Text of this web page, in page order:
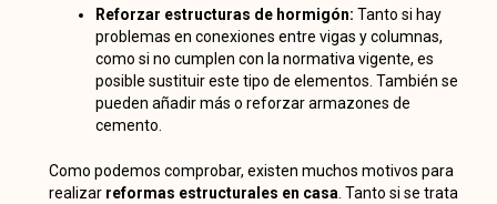
Reforzar estructuras de hormigón: Tanto si hay
problemas en conexiones entre vigas y columnas,
como si no cumplen con la normativa vigente, es
posible sustituir este tipo de elementos. También se
pueden añadir más o reforzar armazones de
cemento.
Como podemos comprobar, existen muchos motivos para
realizar reformas estructurales en casa . Tanto si se trata